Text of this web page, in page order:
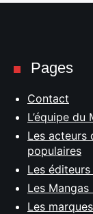
Pages
Contact
L’équipe
Les acteurs
populaires
Les
Les
Les